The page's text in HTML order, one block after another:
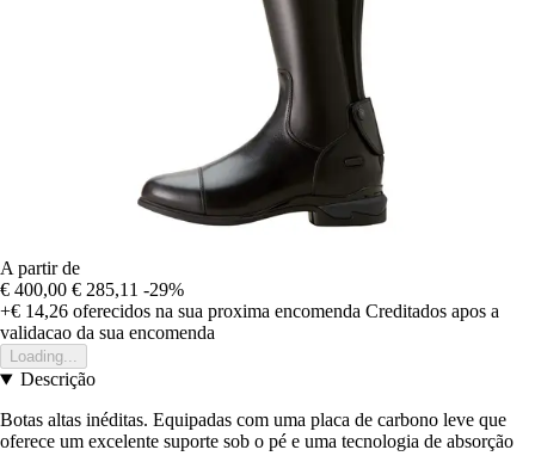
A partir de
€ 400,00 € 285,11 -29%
+€ 14,26 oferecidos na sua proxima encomenda Creditados apos a
validacao da sua encomenda
Loading...
Descrição
Botas altas inéditas. Equipadas com uma placa de carbono leve que
oferece um excelente suporte sob o pé e uma tecnologia de absorção